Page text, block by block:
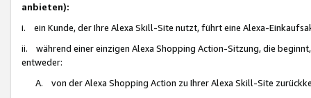
anbieten):
i. ein Kunde, der Ihre Alexa Skill-Site nutzt, führt eine Alexa-
ii. während einer einzigen Alexa Shopping Action-Sitzung, die
entweder:
A. von der Alexa Shopping Action zu Ihrer Alexa Skill-Site